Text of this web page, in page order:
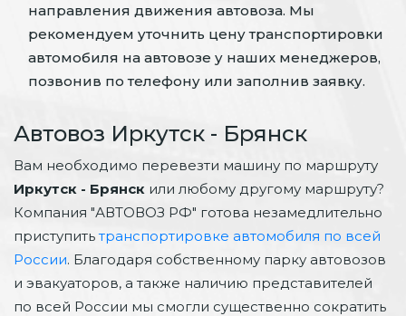
направления движения автовоза. Мы
рекомендуем уточнить цену транспортировки
автомобиля на автовозе у наших менеджеров,
позвонив по телефону или заполнив заявку.
Автовоз Иркутск - Брянск
Вам необходимо перевезти машину по маршруту
Иркутск - Брянск или любому другому маршруту?
Компания "АВТОВОЗ РФ" готова незамедлительно
приступитьтранспортировке автомобиля по всей
России. Благодаря собственному парку автовозов
и эвакуаторов, а также наличию представителей
по всей России мы смогли существенно сократить